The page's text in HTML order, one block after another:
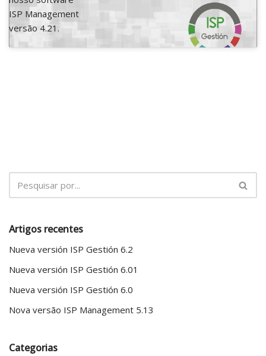
ISP Management
versão 4.21.
Artigos recentes
Nueva versión ISP Gestión 6.2
Nueva versión ISP Gestión 6.01
Nueva versión ISP Gestión 6.0
Nova versão ISP Management 5.13
Categorias